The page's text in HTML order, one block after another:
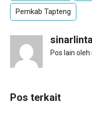
Pemkab Tapteng
Pos lain
Pos terkait